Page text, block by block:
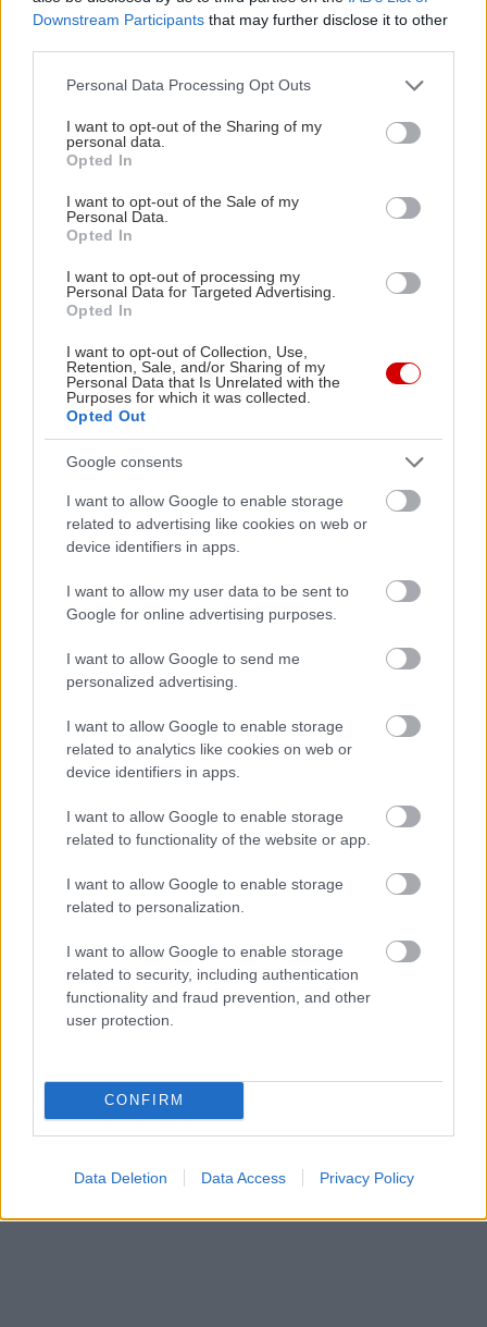
Downstream Participants that may further disclose it to other
Please note that this website/app uses one or more Google
not limited to your visit or usage behaviour. You may click to
grant or deny consent to Google and its third-party tags to
use your data for below specified purposes in below Google
consent section.
Personal Data Processing Opt Outs
I want to opt-out of the Sharing of my
personal data.
Opted In
I want to opt-out of the Sale of my
Personal Data.
Opted In
I want to opt-out of processing my
Personal Data for Targeted Advertising.
Opted In
I want to opt-out of Collection, Use,
Retention, Sale, and/or Sharing of my
Personal Data that Is Unrelated with the
Purposes for which it was collected.
Opted Out
Google consents
I want to allow Google to enable storage
related to advertising like cookies on web or
device identifiers in apps.
I want to allow my user data to be sent to
Google for online advertising purposes.
I want to allow Google to send me
personalized advertising.
I want to allow Google to enable storage
related to analytics like cookies on web or
device identifiers in apps.
I want to allow Google to enable storage
related to functionality of the website or app.
I want to allow Google to enable storage
related to personalization.
I want to allow Google to enable storage
related to security, including authentication
functionality and fraud prevention, and other
user protection.
CONFIRM
Data Deletion Data Access Privacy Policy
«Η πινέζα», αν το προτιμάτε λιγότερο ρομαντικά.
Η ανατολικότερη, πιο απόκοσμα γοητευτική, πιο
διαφορετική-απ’-ό,τι-έχετε-δει διαδρομή που
μπορείτε να κάνετε στην Ελλάδα. Αν οδηγήσετε
μόνο προς τα πάνω, παράλληλα με τον Έβρο, η
διαδρομή δεν ξεπερνά τα 99 χιλιόμετρα από τους
Κήπους ως τις Καστανιές. Για να τη μεγαλώσουμε,
και να δούμε όσο περισσότερη Θράκη γίνεται,
ξεκινήσαμε από την Ξάνθη.
Χιλιόμετρα:257
Χάρτης εδώ
Στάσεις:Η Ξάνθη κατ’ αρχάς, και μετά το
του Νέστου και η Βιστωνίδα, η Αλεξανδρούπολη,
Δέλτα του Έβρου, το πανέμορφο
, το Σουφλί για να μάθετε όσα πάντα
θέλατε να ξέρετε για το μετάξι αλλά δεν είχατε
ποιον να ρωτήσετε, το Διδυμότειχο (μπλουζ –
συγνώμη, δεν κρατηθήκαμε) και οι Καστανιές, το
(πραγματικά) τελευταίο σύνορο της Ελλάδας. Η
παράλληλα με την όχθη του ποταμού, ενώ αν
έχετε μαζί διαβατήρια, πέντε χιλιόμετρα από τις
Καστανιές βρίσκεται μια πόλη μαγική, η παλιά
πρωτεύουσα της Οθωμανικής Αυτοκρατορίας, η
Αδριανούπολη.